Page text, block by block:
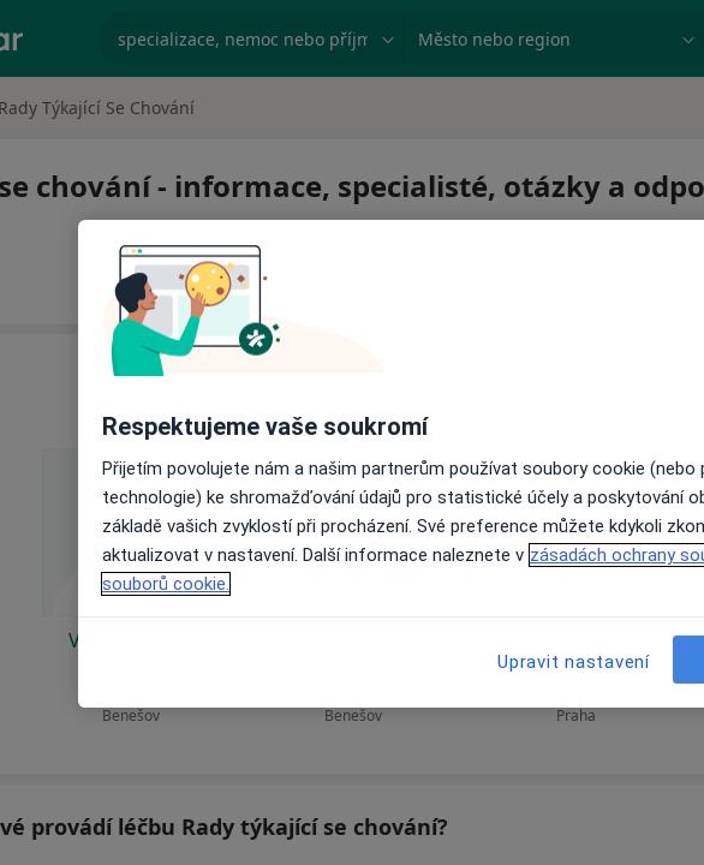
specializace, nemoc nebo příjmení Město nebo region
Rady Týkající Se Chování
chování - informace, specialisté, otázky a
Věra Tawilová
Benešov
Benešov
Praha
provádí léčbu Rady týkající se chování?
Respektujeme vaše soukromí
Přijetím povolujete nám a našim partnerům používat soubory cookie (nebo
technologie) ke shromažďování údajů pro statistické účely a poskytování
základě vašich zvyklostí při procházení. Své preference můžete kdykoli
aktualizovat v nastavení. Další informace naleznete v zásadách ochrany
souborů cookie.
Upravit nastavení